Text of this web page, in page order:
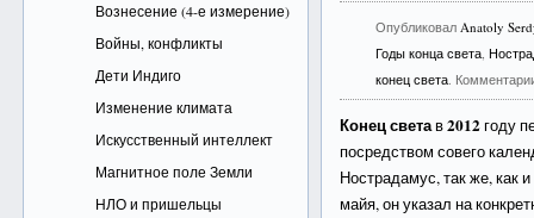
Вознесение (4-е измерение)
Войны, конфликты
Дети Индиго
Изменение климата
Искусственный интеллект
Магнитное поле Земли
НЛО и пришельцы
ОпубликовалAnatoly
Годы конца света,
конец света.
Конец светав2012году
посредством совего
Нострадамус, так же, как
майя, он указал на